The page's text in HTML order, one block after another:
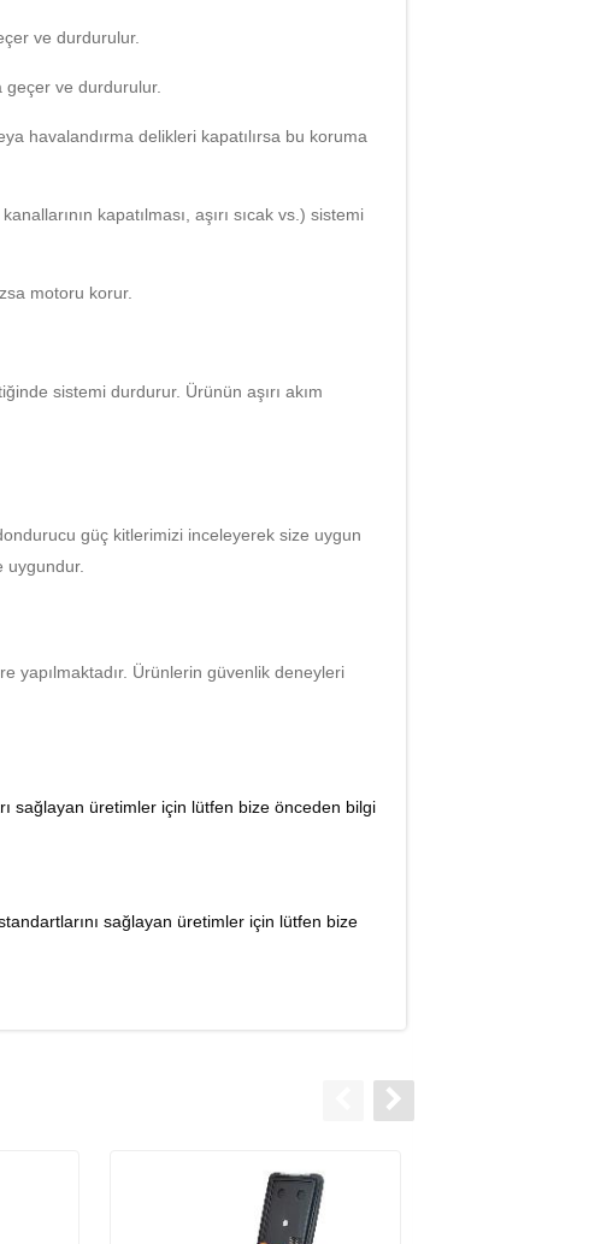
ve durdurulur.
geçer ve durdurulur.
havalandırma delikleri kapatılırsa bu koruma
kapatılması, aşırı sıcak vs.) sistemi
motoru korur.
sistemi durdurur. Ürünün aşırı akım
güç kitlerimizi inceleyerek size uygun
uygundur.
yapılmaktadır. Ürünlerin güvenlik deneyleri
sağlayan üretimler için lütfen bize önceden bilgi
sağlayan üretimler için lütfen bize